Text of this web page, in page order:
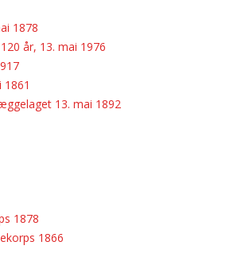
1878
år, 13. mai 1976
13. mai 1892
1878
1866